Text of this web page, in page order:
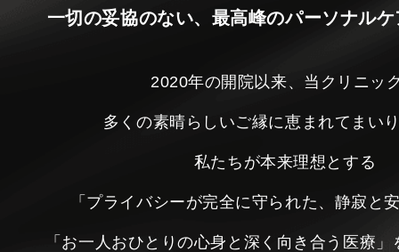
一切の妥協のない、最高峰のパーソナル
2020年の開院以来、当クリニッ
多くの素晴らしいご縁に恵まれてまい
私たちが本来理想とする
「プライバシーが完全に守られた、静寂と
「お一人おひとりの心身と深く向き合う医療